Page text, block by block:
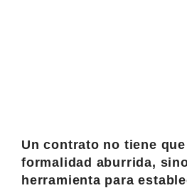
Un contrato no tiene
formalidad aburrida,
herramienta para